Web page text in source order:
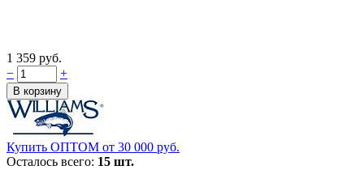
1 359 руб.
−
+
Купить ОПТОМ от 30 000 руб.
Осталось всего: 15 шт.